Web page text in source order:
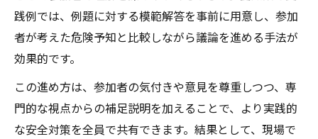
践例では、例題に対する模範解答を事前に用意し、参加
者が考えた危険予知と比較しながら議論を進める手法が
効果的です。
この進め方は、参加者の気付きや意見を尊重しつつ、専
門的な視点からの補足説明を加えることで、より実践的
な安全対策を全員で共有できます。結果として、現場で